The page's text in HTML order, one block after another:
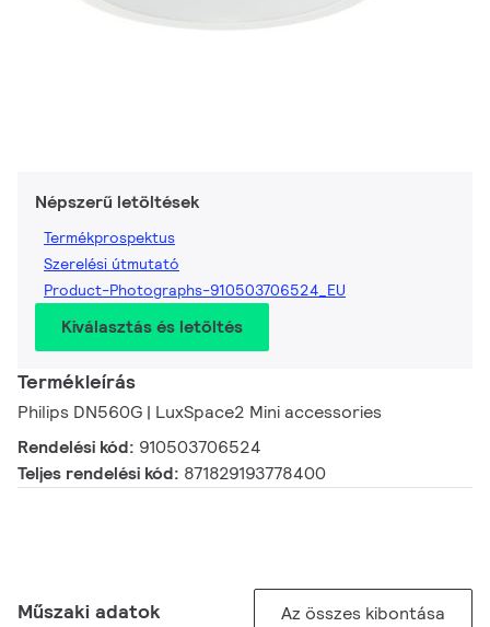
Népszerű letöltések
Termékprospektus
Szerelési útmutató
Product-Photographs-910503706524_EU
Kiválasztás és letöltés
Termékleírás
Philips DN560G | LuxSpace2 Mini accessories
Rendelési kód: 910503706524
Teljes rendelési kód: 871829193778400
Műszaki adatok Az összes kibontása